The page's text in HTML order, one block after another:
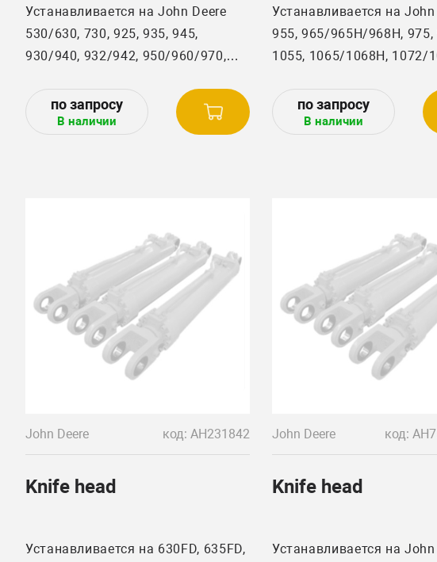
Устанавливается на John Deere
530/630, 730, 925, 935, 945,
930/940, 932/942, 950/960/970,
1032/1042/1052, 1055,
1065/1068H, 1072/1075, 1085
В наличии
Устанавливается на John
955, 965/965H/968H, 975,
1055, 1065/1068H, 1072/
2054/2056/2058, 2064/
В наличии
John Deere код: AH231842
Knife head
Устанавливается на 630FD, 635FD,
John Deere
Knife head
Устанавливается на John